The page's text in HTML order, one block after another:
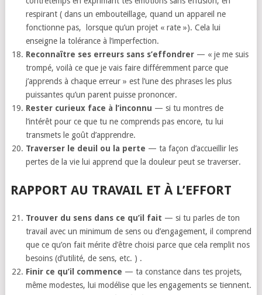
respirant ( dans un embouteillage, quand un appareil ne
fonctionne pas, lorsque qu’un projet « rate »). Cela lui
enseigne la tolérance à l’imperfection.
Reconnaître ses erreurs sans s’effondrer — « je me suis
trompé, voilà ce que je vais faire différemment parce que
j’apprends à chaque erreur » est l’une des phrases les plus
puissantes qu’un parent puisse prononcer.
Rester curieux face à l’inconnu — si tu montres de
l’intérêt pour ce que tu ne comprends pas encore, tu lui
transmets le goût d’apprendre.
Traverser le deuil ou la perte — ta façon d’accueillir les
pertes de la vie lui apprend que la douleur peut se traverser.
RAPPORT AU TRAVAIL ET À L’EFFORT
Trouver du sens dans ce qu’il fait — si tu parles de ton
travail avec un minimum de sens ou d’engagement, il comprend
que ce qu’on fait mérite d’être choisi parce que cela remplit nos
besoins (d’utilité, de sens, etc. ) .
Finir ce qu’il commence — ta constance dans tes projets,
même modestes, lui modélise que les engagements se tiennent.